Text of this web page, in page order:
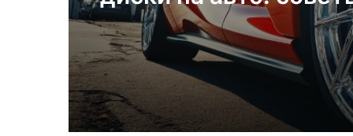
комфортной и
езды